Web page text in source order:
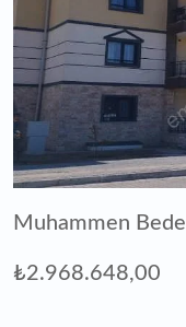
Muhammen Bedel
₺2.968.648,00